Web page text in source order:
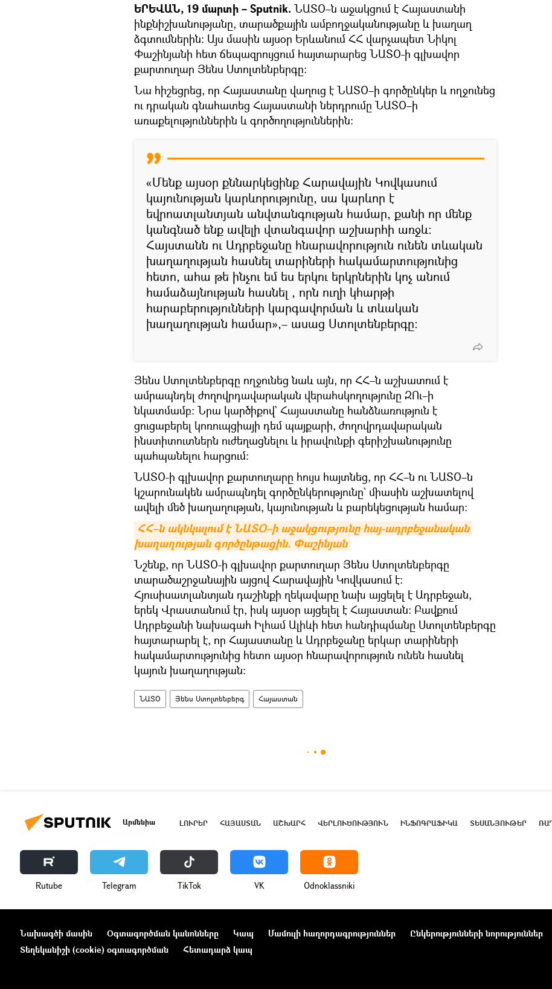
ԵՐԵՎԱՆ, 19 մարտի – Sputnik. ՆԱՏՕ–ն աջակցում է Հայաստանի
ինքնիշխանությանը, տարածքային ամբողջականությանը և խաղաղ
ձգտումներին։ Այս մասին այսօր Երևանում ՀՀ վարչապետ Նիկոլ
Փաշինյանի հետ ճեպազրույցում հայտարարեց ՆԱՏՕ-ի գլխավոր
քարտուղար Յենս Ստոլտենբերգը։
Նա հիշեցրեց, որ Հայաստանը վաղուց է ՆԱՏՕ–ի գործընկեր և ողջունեց
ու դրական գնահատեց Հայաստանի ներդրումը ՆԱՏՕ–ի
առաքելություններին և գործողություններին։
«Մենք այսօր քննարկեցինք Հարավային Կովկասում
կայունության կարևորությունը, սա կարևոր է
եվրոատլանտյան անվտանգության համար, քանի որ մենք
կանգնած ենք ավելի վտանգավոր աշխարհի առջև։
Հայստանն ու Ադրբեջանը հնարավորություն ունեն տևական
խաղաղության հասնել տարիների հակամարտությունից
հետո, ահա թե ինչու եմ ես երկու երկրներին կոչ անում
համաձայնության հասնել , որն ուղի կհարթի
հարաբերությունների կարգավորման և տևական
խաղաղության համար»,– ասաց Ստոլտենբերգը։
Յենս Ստոլտենբերգը ողջունեց նաև այն, որ ՀՀ–ն աշխատում է
ամրապնդել ժողովրդավարական վերահսկողությունը ԶՈւ–ի
նկատմամբ։ Նրա կարծիքով` Հայաստանը հանձնառություն է
ցուցաբերել կոռուպցիայի դեմ պայքարի, ժողովրդավարական
ինստիտուտներն ուժեղացնելու և իրավունքի գերիշխանությունը
պահպանելու հարցում։
ՆԱՏՕ-ի գլխավոր քարտուղարը հույս հայտնեց, որ ՀՀ–ն ու ՆԱՏՕ–ն
կշարունակեն ամրապնդել գործընկերությունը` միասին աշխատելով
ավելի մեծ խաղաղության, կայունության և բարեկեցության համար։
ՀՀ–ն ակնկալում է ՆԱՏՕ–ի աջակցությունը հայ-ադրբեջանական
խաղաղության գործընթացին. Փաշինյան
Նշենք, որ ՆԱՏՕ-ի գլխավոր քարտուղար Յենս Ստոլտենբերգը
տարածաշրջանային այցով Հարավային Կովկասում է։
Հյուսիսատլանտյան դաշինքի ղեկավարը նախ այցելել է Ադրբեջան,
երեկ Վրաստանում էր, իսկ այսօր այցելել է Հայաստան։ Բավքում
Ադրբեջանի նախագահ Իլհամ Ալիևի հետ հանդիպմանը Ստոլտենբերգը
հայտարարել է, որ Հայաստանը և Ադրբեջանը երկար տարիների
հակամարտությունից հետո այսօր հնարավորություն ունեն հասնել
կայուն խաղաղության։
ՆԱՏՕ Յենս Ստոլտենբերգ Հայաստան
Արմենիա ԼՈՒՐԵՐ ՀԱՅԱՍՏԱՆ ԱՇԽԱՐՀ ՎԵՐԼՈՒԾՈՒԹՅՈՒՆ ԻՆՖՈԳՐԱՖԻԿԱ ՏԵՍԱՆՅՈՒԹԵՐ
Rutube Telegram ТikТоk VK Odnoklassniki
Նախագծի մասին Օգտագործման կանոնները Կապ Մամուլի հաղորդագրություններ Ընկերությունների նորություններ
Տեղեկանիշի (cookie) օգտագործման
Հետադարձ կապ